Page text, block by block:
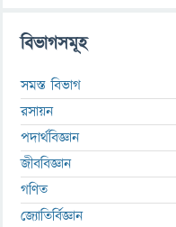
বিভাগসমূহ
সমস্ত বিভাগ
রসায়ন
পদার্থবিজ্ঞান
জীববিজ্ঞান
গণিত
জ্যোতির্বিজ্ঞান